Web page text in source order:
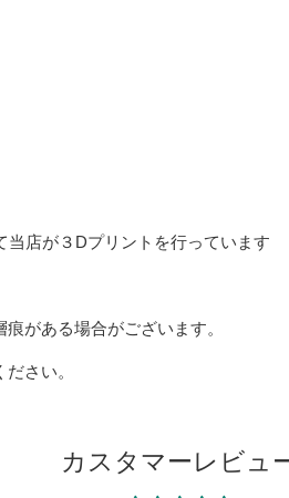
当店が３Dプリントを行っています
がある場合がございます。
さい。
カスタマーレビュ